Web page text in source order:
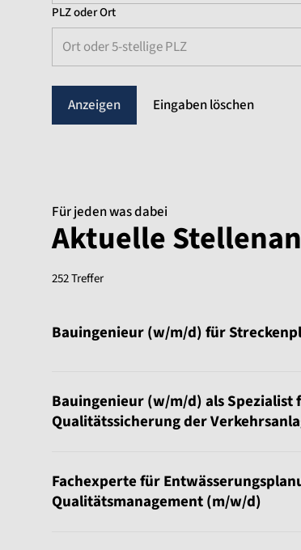
PLZ oder Ort
Ort oder 5-stellige PLZ
Eingaben löschen
Für jeden was dabei
Aktuelle
252 Treffer
Bauingenieur (w/m/d) für
Bauingenieur (w/m/d) als Spezialist
Qualitätssicherung der
Fachexperte für
Qualitätsmanagement (m/w/d)